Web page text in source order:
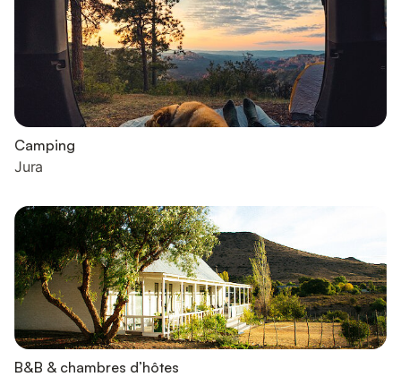
Camping
Jura
B&B & chambres d’hôtes